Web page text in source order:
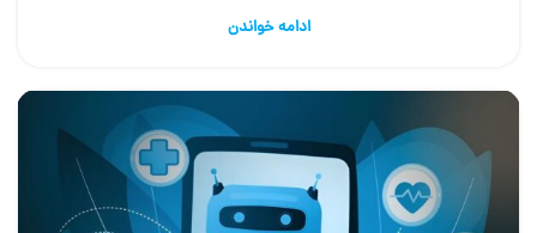
ادامه خواندن